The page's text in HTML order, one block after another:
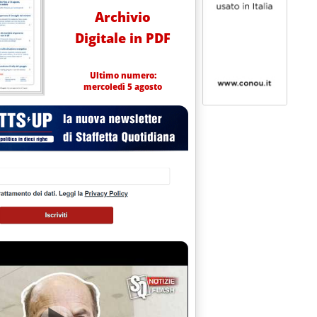
in Algeria
upstream . Enel se ne aggiudica 2 con Dragon Oil'
Archivio
Digitale in PDF
Ultimo numero:
mercoledì 5 agosto